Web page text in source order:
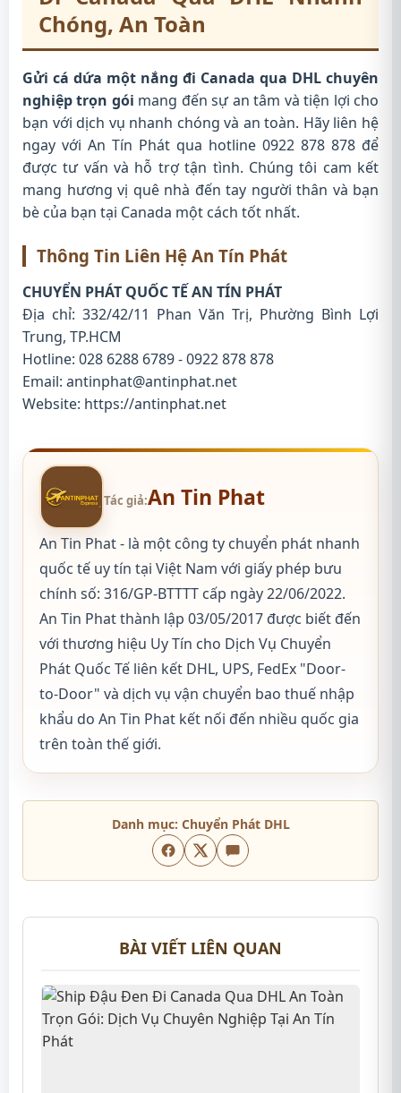
Chóng, An Toàn
Gửi cá dứa một nắng đi Canada qua DHL chuyên
nghiệp trọn gói mang đến sự an tâm và tiện lợi cho
bạn với dịch vụ nhanh chóng và an toàn. Hãy liên hệ
ngay với An Tín Phát qua hotline 0922 878 878 để
được tư vấn và hỗ trợ tận tình. Chúng tôi cam kết
mang hương vị quê nhà đến tay người thân và bạn
bè của bạn tại Canada một cách tốt nhất.
Thông Tin Liên Hệ An Tín Phát
CHUYỂN PHÁT QUỐC TẾ AN TÍN PHÁT
Địa chỉ: 332/42/11 Phan Văn Trị, Phường Bình Lợi
Trung, TP.HCM
Hotline: 028 6288 6789 - 0922 878 878
Email: antinphat@antinphat.net
Website: https://antinphat.net
Tác giả:An Tin Phat
An Tin Phat - là một công ty chuyển phát nhanh
quốc tế uy tín tại Việt Nam với giấy phép bưu
chính số: 316/GP-BTTTT cấp ngày 22/06/2022.
An Tin Phat thành lập 03/05/2017 được biết đến
với thương hiệu Uy Tín cho Dịch Vụ Chuyển
Phát Quốc Tế liên kết DHL, UPS, FedEx "Door-
to-Door" và dịch vụ vận chuyển bao thuế nhập
khẩu do An Tin Phat kết nối đến nhiều quốc gia
trên toàn thế giới.
Danh mục: Chuyển Phát DHL
BÀI VIẾT LIÊN QUAN